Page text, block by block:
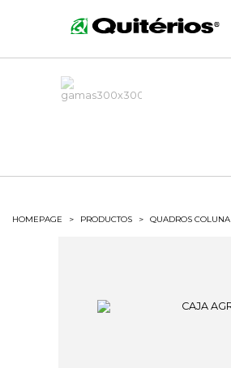
HOMEPAGE > PRODUCTOS > QUADROS COLUNA